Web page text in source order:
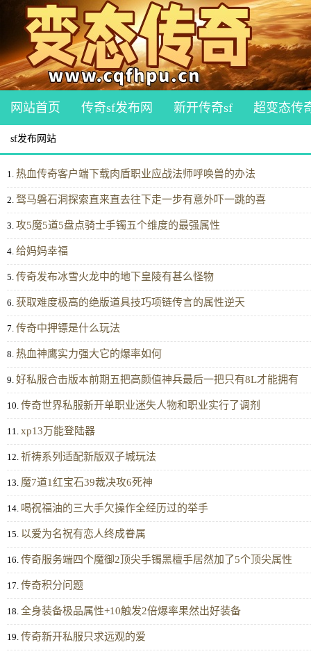
网站首页 传奇sf发布网 新开传奇sf 超变态传
sf发布网站
1. 热血传奇客户端下载肉盾职业应战法师呼唤兽的办法
2. 驽马磐石洞探索直来直去往下走一步有意外吓一跳的喜
3. 攻5魔5道5盘点骑士手镯五个维度的最强属性
4. 给妈妈幸福
5. 传奇发布冰雪火龙中的地下皇陵有甚么怪物
6. 获取难度极高的绝版道具技巧项链传言的属性逆天
7. 传奇中押镖是什么玩法
8. 热血神鹰实力强大它的爆率如何
9. 好私服合击版本前期五把高颜值神兵最后一把只有8L才能拥有
10. 传奇世界私服新开单职业迷失人物和职业实行了调剂
11. xp13万能登陆器
12. 祈祷系列适配新版双子城玩法
13. 魔7道1红宝石39裁决攻6死神
14. 喝祝福油的三大手欠操作全经历过的举手
15. 以爱为名祝有恋人终成眷属
16. 传奇服务端四个魔御2顶尖手镯黑檀手居然加了5个顶尖属性
17. 传奇积分问题
18. 全身装备极品属性+10触发2倍爆率果然出好装备
19. 传奇新开私服只求远观的爱